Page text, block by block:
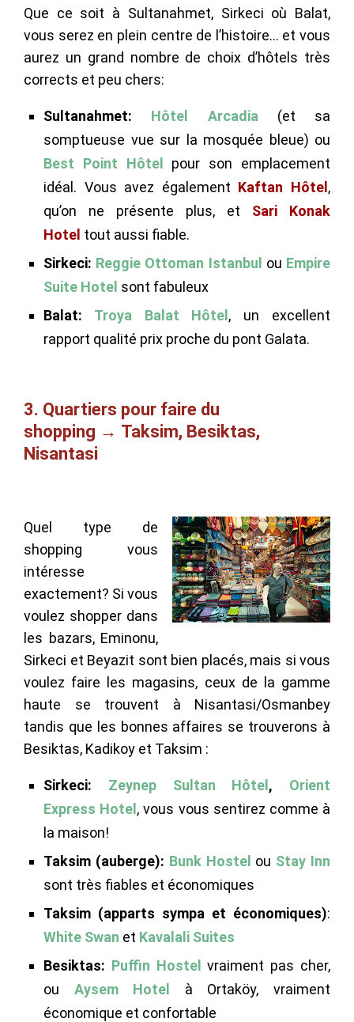
Que ce soit à Sultanahmet, Sirkeci où Balat,
vous serez en plein centre de l’histoire… et vous
aurez un grand nombre de choix d’hôtels très
corrects et peu chers:
Sultanahmet: Hôtel Arcadia (et sa
somptueuse vue sur la mosquée bleue) ou
Best Point Hôtel pour son emplacement
idéal. Vous avez également Kaftan Hôtel,
qu’on ne présente plus, et Sari Konak
Hotel tout aussi fiable.
Sirkeci: Reggie Ottoman Istanbul ou Empire
Suite Hotel sont fabuleux
Balat: Troya Balat Hôtel, un excellent
rapport qualité prix proche du pont Galata.
3. Quartiers pour faire du
shopping → Taksim, Besiktas,
Nisantasi
Quel type de
shopping vous
intéresse
exactement? Si vous
voulez shopper dans
les bazars, Eminonu,
Sirkeci et Beyazit sont bien placés, mais si vous
voulez faire les magasins, ceux de la gamme
haute se trouvent à Nisantasi/Osmanbey
tandis que les bonnes affaires se trouverons à
Besiktas, Kadikoy et Taksim :
Sirkeci: Zeynep Sultan Hôtel,
Orient
Express Hotel, vous vous sentirez comme à
la maison!
Taksim (auberge): Bunk Hostel ou Stay Inn
sont très fiables et économiques
Taksim (apparts sympa et économiques):
White Swan et Kavalali Suites
Besiktas: Puffin Hostel vraiment pas cher,
ou Aysem Hotel à Ortaköy, vraiment
économique et confortable